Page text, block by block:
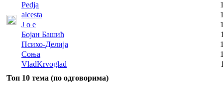
Pedja
alcesta
J o e
Бојан Башић
Психо-Делија
Соња
VladKrvoglad
Топ 10 тема (по одговорима)